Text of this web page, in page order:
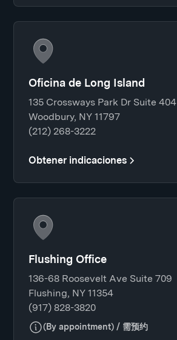
Oficina de Long Island
135 Crossways Park Dr Suite 404
Woodbury, NY 11797
(212) 268-3222
Obtener indicaciones
Flushing Office
136-68 Roosevelt Ave Suite 709
Flushing, NY 11354
(917) 828-3820
(By appointment) / 需预约